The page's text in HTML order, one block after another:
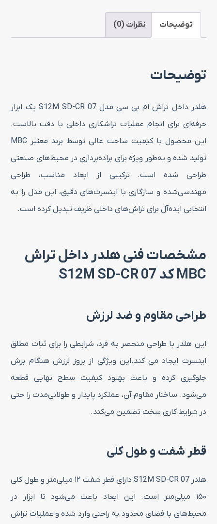
کد
SD-
07
عدد
توضیحات نظرات (0)
توضیحات
هلدر داخل تراش ام بی سی مدل S12M SD-CR 07 یک ابزار
حرفه‌ای برای انجام عملیات تراشکاری داخلی با دقت بالاست.
این محصول با کیفیت ساخت عالی توسط برند معتبر MBC
تولید شده و به‌طور ویژه برای براده‌برداری در محیط‌های صنعتی
طراحی شده است. ترکیبی از ابعاد مناسب، طراحی
مهندسی‌شده و سازگاری با اینسرت‌های دقیق، این مدل را به
انتخابی ایده‌آل برای تراش‌های داخلی ظریف تبدیل کرده است.
مشخصات فنی هلدر داخل تراش
MBC کد S12M SD-CR 07
طراحی مقاوم و ضد لرزش
این هلدر با طراحی منحصر به فرد، شرایطی را برای ثبات مطلق
اینسرت ایجاد می کند.این ویژگی از بروز لرزش هنگام برش
جلوگیری کرده و باعث بهبود کیفیت سطح نهایی قطعه
می‌شود. ساختار مقاوم آن، عملکرد پایدار و طولانی‌مدت را حتی
در شرایط کاری سخت تضمین می‌کند.
قطر شفت و طول کلی
هلدر S12M SD-CR 07 دارای قطر شفت ۱۲ میلی‌متر و طول کلی
۱۵۰ میلی‌متر است. این ابعاد باعث می‌شود تا ابزار در
محیط‌های با فضای محدود به راحتی وارد شده و عملیات تراش